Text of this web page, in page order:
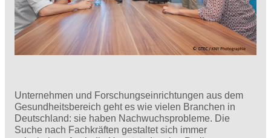
Unternehmen und Forschungseinrichtungen aus dem
Gesundheitsbereich geht es wie vielen Branchen in
Deutschland: sie haben Nachwuchsprobleme. Die
Suche nach Fachkräften gestaltet sich immer